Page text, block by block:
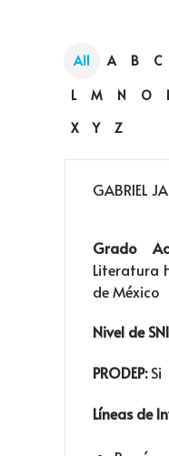
All A B C
L
M N O
X
Y Z
GABRIEL
Grado
Literatura
de México
Nivel de
PRODEP:Si
Líneas de